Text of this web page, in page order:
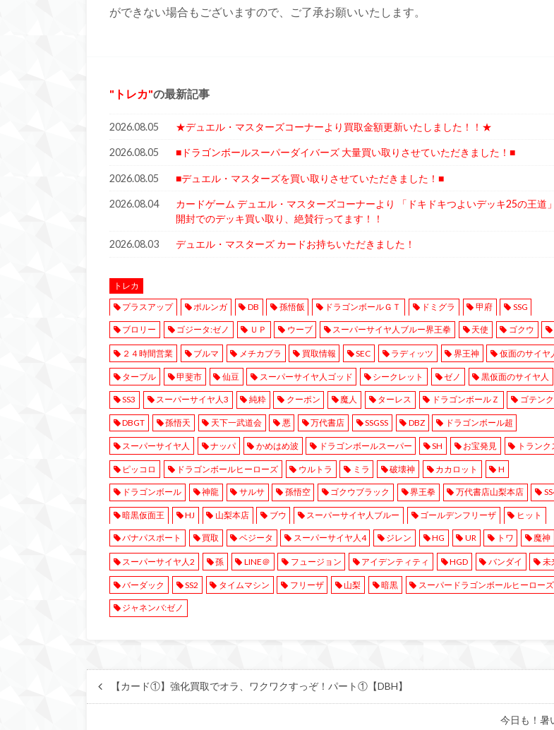
ができない場合もございますので、ご了承お願いいたします。
トレカ の最新記事
2026.08.05 ★デュエル・マスターズコーナーより買取金額更新いたしました！！★
2026.08.05 ■ドラゴンボールスーパーダイバーズ 大量買い取りさせていただきました！■
2026.08.05 ■デュエル・マスターズを買い取りさせていただきました！■
2026.08.04
カードゲーム デュエル・マスターズコーナーより 「ドキドキつよいデッキ25の王道
開封でのデッキ買い取り、絶賛行ってます！！
2026.08.03 デュエル・マスターズ カードお持ちいただきました！
トレカ
プラスアップ
ポルンガ DB 孫悟飯 ドラゴンボールＧＴ ドミグラ 甲府 SSG
ブロリー ゴジータ:ゼノ ＵＰ ウーブ スーパーサイヤ人ブルー界王拳 天使 ゴクウ
２４時間営業 ブルマ メチカブラ 買取情報 SEC ラディッツ 界王神 仮面のサイヤ
ターブル 甲斐市 仙豆 スーパーサイヤ人ゴッド シークレット ゼノ 黒仮面のサイヤ人
SS3 スーパーサイヤ人3 純粋 クーポン 魔人 ターレス ドラゴンボールＺ ゴテン
DBGT 孫悟天 天下一武道会 悪 万代書店 SSGSS DBZ ドラゴンボール超
スーパーサイヤ人 ナッパ かめはめ波 ドラゴンボールスーパー SH お宝発見 トランク
ピッコロ ドラゴンボールヒーローズ ウルトラ ミラ 破壊神 カカロット H
ドラゴンボール 神龍 サルサ 孫悟空 ゴクウブラック 界王拳 万代書店山梨本店
暗黒仮面王 HJ 山梨本店 ブウ スーパーサイヤ人ブルー ゴールデンフリーザ ヒット
バナパスポート 買取 ベジータ スーパーサイヤ人4 ジレン HG UR トワ 魔神
スーパーサイヤ人2 孫 LINE＠ フュージョン アイデンティティ HGD バンダイ 未
バーダック SS2 タイムマシン フリーザ 山梨 暗黒 スーパードラゴンボールヒーローズ
ジャネンバ:ゼノ
【カード①】強化買取でオラ、ワクワクすっぞ！パート①【DBH】
今日も！暑